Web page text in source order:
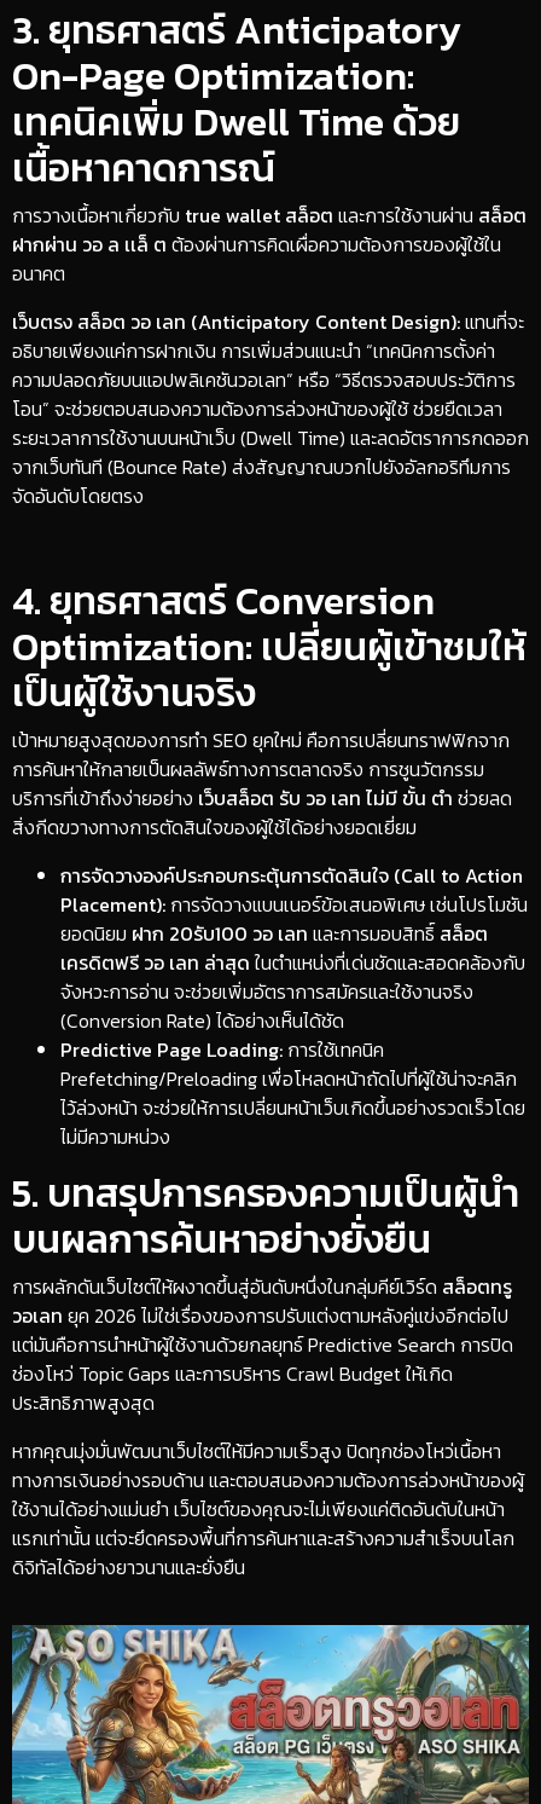
​3. ยุทธศาสตร์ Anticipatory
On-Page Optimization:
เทคนิคเพิ่ม Dwell Time ด้วย
เนื้อหาคาดการณ์
​การวางเนื้อหาเกี่ยวกับ true wallet สล็อต และการใช้งานผ่าน สล็อต
ฝากผ่าน วอ ล เเล็ ต ต้องผ่านการคิดเผื่อความต้องการของผู้ใช้ใน
อนาคต
เว็บตรง สล็อต วอ เลท (Anticipatory Content Design):แทนที่จะ
อธิบายเพียงแค่การฝากเงิน การเพิ่มส่วนแนะนำ “เทคนิคการตั้งค่า
ความปลอดภัยบนแอปพลิเคชันวอเลท” หรือ “วิธีตรวจสอบประวัติการ
โอน” จะช่วยตอบสนองความต้องการล่วงหน้าของผู้ใช้ ช่วยยืดเวลา
ระยะเวลาการใช้งานบนหน้าเว็บ (Dwell Time) และลดอัตราการกดออก
จากเว็บทันที (Bounce Rate) ส่งสัญญาณบวกไปยังอัลกอริทึมการ
จัดอันดับโดยตรง
​4. ยุทธศาสตร์ Conversion
Optimization: เปลี่ยนผู้เข้าชมให้
เป็นผู้ใช้งานจริง
​เป้าหมายสูงสุดของการทำ SEO ยุคใหม่ คือการเปลี่ยนทราฟฟิกจาก
การค้นหาให้กลายเป็นผลลัพธ์ทางการตลาดจริง การชูนวัตกรรม
บริการที่เข้าถึงง่ายอย่าง เว็บสล็อต รับ วอ เลท ไม่มี ขั้น ตํา ช่วยลด
สิ่งกีดขวางทางการตัดสินใจของผู้ใช้ได้อย่างยอดเยี่ยม
การจัดวางองค์ประกอบกระตุ้นการตัดสินใจ (Call to Action
Placement): การจัดวางแบนเนอร์ข้อเสนอพิเศษ เช่นโปรโมชัน
ยอดนิยม ฝาก 20รับ100 วอ เลท และการมอบสิทธิ์สล็อต
เครดิตฟรี วอ เลท ล่าสุด ในตำแหน่งที่เด่นชัดและสอดคล้องกับ
จังหวะการอ่าน จะช่วยเพิ่มอัตราการสมัครและใช้งานจริง
(Conversion Rate) ได้อย่างเห็นได้ชัด
Predictive Page Loading: การใช้เทคนิค
Prefetching/Preloading เพื่อโหลดหน้าถัดไปที่ผู้ใช้น่าจะคลิก
ไว้ล่วงหน้า จะช่วยให้การเปลี่ยนหน้าเว็บเกิดขึ้นอย่างรวดเร็วโดย
ไม่มีความหน่วง
​5. บทสรุปการครองความเป็นผู้นำ
บนผลการค้นหาอย่างยั่งยืน
​การผลักดันเว็บไซต์ให้ผงาดขึ้นสู่อันดับหนึ่งในกลุ่มคีย์เวิร์ด สล็อตทรู
วอเลท ยุค 2026 ไม่ใช่เรื่องของการปรับแต่งตามหลังคู่แข่งอีกต่อไป
แต่มันคือการนำหน้าผู้ใช้งานด้วยกลยุทธ์ Predictive Search การปิด
ช่องโหว่ Topic Gaps และการบริหาร Crawl Budget ให้เกิด
ประสิทธิภาพสูงสุด
​หากคุณมุ่งมั่นพัฒนาเว็บไซต์ให้มีความเร็วสูง ปิดทุกช่องโหว่เนื้อหา
ทางการเงินอย่างรอบด้าน และตอบสนองความต้องการล่วงหน้าของผู้
ใช้งานได้อย่างแม่นยำ เว็บไซต์ของคุณจะไม่เพียงแค่ติดอันดับในหน้า
แรกเท่านั้น แต่จะยึดครองพื้นที่การค้นหาและสร้างความสำเร็จบนโลก
ดิจิทัลได้อย่างยาวนานและยั่งยืน